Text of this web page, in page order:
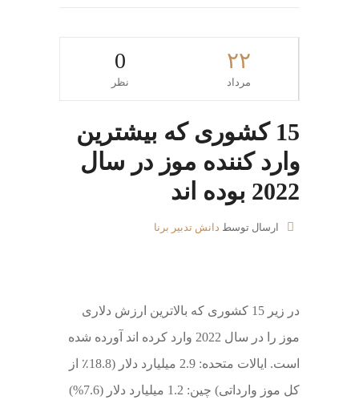
۲۲
مرداد
0
نظر
15 کشوری که بیشترین
وارد کننده موز در سال
2022 بوده اند
ارسال توسط دانش تدبیر برنا
در زیر 15 کشوری که بالاترین ارزش دلاری
موز را در سال 2022 وارد کرده اند آورده شده
است. ایالات متحده: 2.9 میلیارد دلار (18.8٪ از
کل موز وارداتی) چین: 1.2 میلیارد دلار (7.6%)